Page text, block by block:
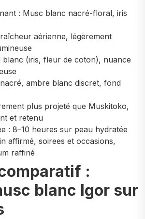
: Musc blanc nacré-floral, iris
aérienne, légèrement
(iris, fleur de coton), nuance
ambre blanc discret, fond
plus projeté que Muskitoko,
et retenu
: 8–10 heures sur peau hydratée
affirmé, soirees et occasions,
raffiné
:
blanc Igor sur